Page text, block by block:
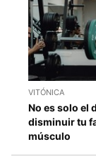
VITÓNICA
No es solo el
disminuir tu
músculo